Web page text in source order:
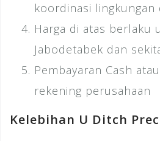
koordinasi lingkungan
Harga di atas berlaku
Jabodetabek dan
Pembayaran Cash
rekening perusahaan
Kelebihan U Ditch